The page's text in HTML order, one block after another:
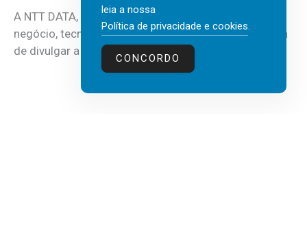
A NTT DATA, consultora global em serviços de
negócio, tecnologia e inteligência artificial (IA), acaba
de divulgar a mais recente...
leia a nossa
Política de privacidade e cookies.
CONCORDO